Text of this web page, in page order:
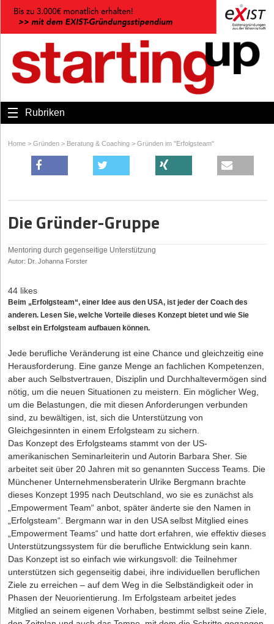
Rubriken
Home > Gründen > Beratung & Coaching > Gründen im "Erfolgsteam"
Die Gründer-Gruppe
Mentoring durch gegenseitige Unterstützung
Autor: Dr. Johanna Forster
44 likes
Beim „Erfolgsteam“, einer Idee aus den USA, ist jeder der Coach des
anderen. Lesen Sie, welche Vorteile dieses Konzept bietet und wie Sie
selbst ein Erfolgsteam aufbauen können.
Jede berufliche Veränderung ist eine Chance und gleichzeitig eine
Herausforderung. Eine ganze Menge an fachlichen Kompetenzen,
aber auch Selbstvertrauen, Disziplin und Durchhaltevermögen sind
nötig, um die neuen Situationen zu meistern. Ein möglicher Weg,
um die Belastungen, die mit diesen Anforderungen verbunden
sind, zu bewältigen, ist, sich die Unterstützung von
Gleichgesinnten in einem Erfolgsteam zu sichern.
Das Konzept des Erfolgsteams stammt von der US-
amerikanischen Seminarleiterin und Autorin Barbara Sher. Sie
arbeitet seit über 20 Jahren mit so genannten Success Teams. Die
Münchener Unternehmensberaterin Ulrike Bergmann brachte
dieses Konzept 1995 nach Deutschland, wo sie es zunächst als
„Empowerment Team“ anbot, später änderte sie den Namen in
„Erfolgsteam“. Bergmann war in den USA selbst Mitglied eines
„Empowerment Teams“ und hatte dort erfahren, wie effektiv dieses
Unterstützungssystem für die berufliche Entwicklung sein kann.
Das Konzept ist so einfach wie wirkungsvoll: die Teilnehmer
unterstützen sich gegenseitig dabei, ihre individuellen beruflichen
Ziele zu erreichen – auf dem Weg in die Selbständigkeit oder in
Phasen der Neuorientierung. Im Erfolgsteam arbeitet jedes
Mitglied an seinem eigenen Vorhaben, bestimmt selbst seine Ziele,